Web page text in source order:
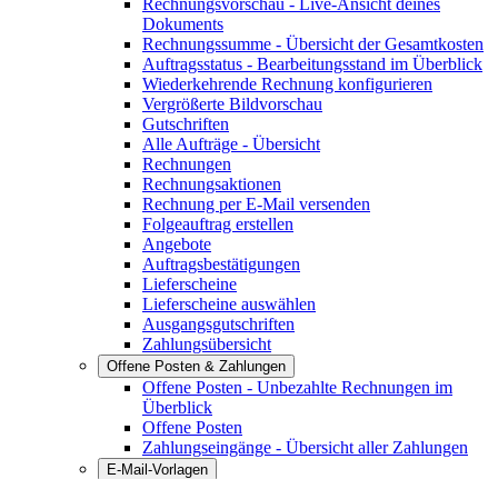
Rechnungsvorschau - Live-Ansicht deines
Dokuments
Rechnungssumme - Übersicht der Gesamtkosten
Auftragsstatus - Bearbeitungsstand im Überblick
Wiederkehrende Rechnung konfigurieren
Vergrößerte Bildvorschau
Gutschriften
Alle Aufträge - Übersicht
Rechnungen
Rechnungsaktionen
Rechnung per E-Mail versenden
Folgeauftrag erstellen
Angebote
Auftragsbestätigungen
Lieferscheine
Lieferscheine auswählen
Ausgangsgutschriften
Zahlungsübersicht
Offene Posten & Zahlungen
Offene Posten - Unbezahlte Rechnungen im
Überblick
Offene Posten
Zahlungseingänge - Übersicht aller Zahlungen
E-Mail-Vorlagen